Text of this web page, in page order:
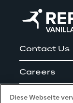
Contact Us
Careers
Impressum
Diese Webseite